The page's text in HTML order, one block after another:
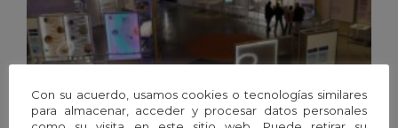
Con su acuerdo, usamos cookies o tecnologías similares
para almacenar, acceder y procesar datos personales